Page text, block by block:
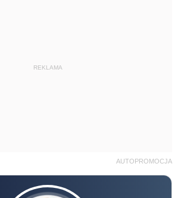
REKLAMA
AUTOPROMOCJA